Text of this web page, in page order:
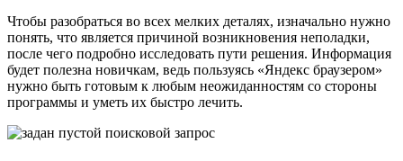
Чтобы разобраться во всех мелких деталях, изначально нужно
понять, что является причиной возникновения неполадки,
после чего подробно исследовать пути решения. Информация
будет полезна новичкам, ведь пользуясь «Яндекс браузером»
нужно быть готовым к любым неожиданностям со стороны
программы и уметь их быстро лечить.